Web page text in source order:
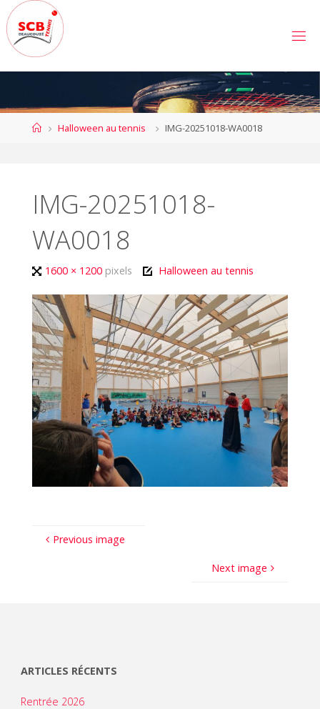
Skip
to
content
C B
UC
OU
NN
IS
HomeHalloween au tennis IMG-20251018-WA0018
IMG-20251018-
WA0018
Full1600 × 1200 pixels Halloween au tennis
Previous image
Next image
ARTICLES RÉCENTS
Rentrée 2026